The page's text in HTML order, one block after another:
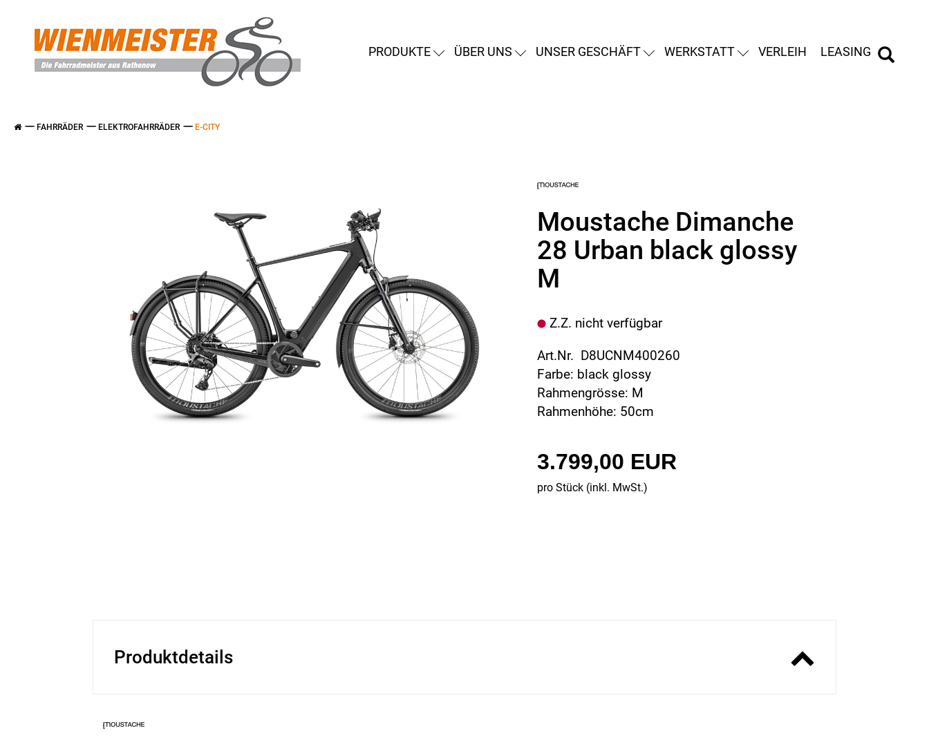
PRODUKTE ÜBER UNS UNSER GESCHÄFT WERKSTATT VERLEIH LEASING
FAHRRÄDER ELEKTROFAHRRÄDER E-CITY
Moustache Dimanche
28 Urban black glossy
M
Z.Z. nicht verfügbar
Art.Nr. D8UCNM400260
Farbe: black glossy
Rahmengrösse: M
Rahmenhöhe: 50cm
3.799,00 EUR
pro Stück (inkl. MwSt.)
Produktdetails